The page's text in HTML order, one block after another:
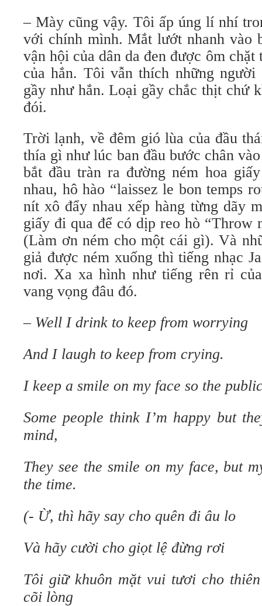
– Mày cũng vậy. Tôi ấp úng lí nhí
với chính mình. Mắt lướt nhanh vào
vận hội của dân da đen được ôm chặt
của hắn. Tôi vẫn thích những người
gầy như hắn. Loại gầy chắc thịt chứ
đói.
Trời lạnh, về đêm gió lùa của đầu
thía gì như lúc ban đầu bước chân
bắt đầu tràn ra đường ném hoa
nhau, hô hào “laissez le bon temps
nít xô đẩy nhau xếp hàng từng dãy
giấy đi qua để có dịp reo hò “Throw
(Làm ơn ném cho một cái gì). Và
giả được ném xuống thì tiếng nhạc
nơi. Xa xa hình như tiếng rên rỉ
vang vọng đâu đó.
– Well I drink to keep from worrying
And I laugh to keep from crying.
I keep a smile on my face so the
Some people think I’m happy but
mind,
They see the smile on my face, but
the time.
(- Ừ, thì hãy say cho quên đi âu lo
Và hãy cười cho giọt lệ đừng rơi
Tôi giữ khuôn mặt vui tươi cho
cõi lòng